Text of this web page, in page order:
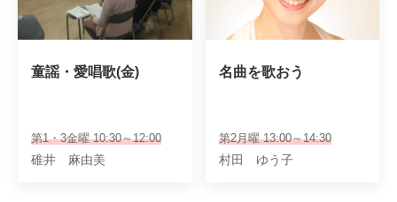
童謡・愛唱歌(金)
第1・3金曜 10:30～12:00
碓井 麻由美
名曲を歌おう
第2月曜 13:00～14:30
村田 ゆう子